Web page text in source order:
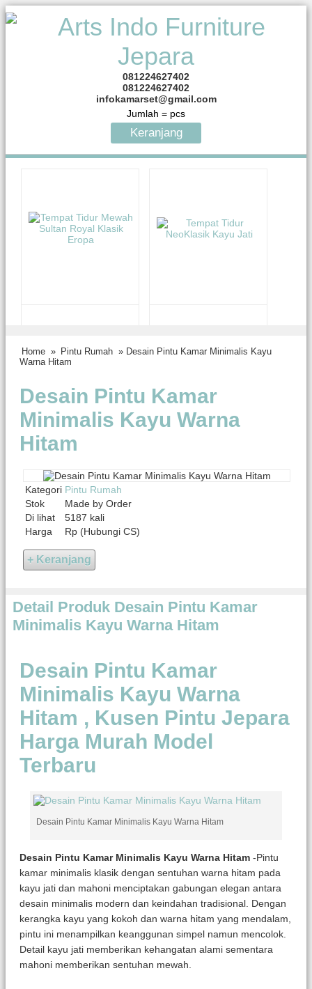
081224627402
081224627402
infokamarset@gmail.com
Jumlah = pcs
Keranjang
Home » Pintu Rumah » Desain Pintu Kamar Minimalis Kayu
Warna Hitam
Desain Pintu Kamar
Minimalis Kayu Warna
Hitam
Kategori Pintu Rumah
Stok
Made by Order
Di lihat
5187 kali
Harga
Rp (Hubungi CS)
Detail Produk Desain Pintu Kamar
Minimalis Kayu Warna Hitam
Desain Pintu Kamar
Minimalis Kayu Warna
Hitam , Kusen Pintu Jepara
Harga Murah Model
Terbaru
Desain Pintu Kamar Minimalis Kayu Warna Hitam
Desain Pintu Kamar Minimalis Kayu Warna Hitam -Pintu
kamar minimalis klasik dengan sentuhan warna hitam pada
kayu jati dan mahoni menciptakan gabungan elegan antara
desain minimalis modern dan keindahan tradisional. Dengan
kerangka kayu yang kokoh dan warna hitam yang mendalam,
pintu ini menampilkan keanggunan simpel namun mencolok.
Detail kayu jati memberikan kehangatan alami sementara
mahoni memberikan sentuhan mewah.